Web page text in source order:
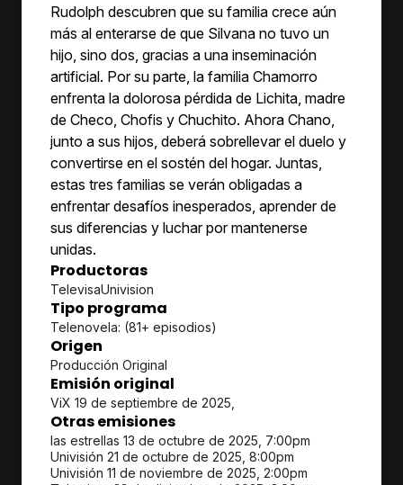
Rudolph descubren que su familia crece aún
más al enterarse de que Silvana no tuvo un
hijo, sino dos, gracias a una inseminación
artificial. Por su parte, la familia Chamorro
enfrenta la dolorosa pérdida de Lichita, madre
de Checo, Chofis y Chuchito. Ahora Chano,
junto a sus hijos, deberá sobrellevar el duelo y
convertirse en el sostén del hogar. Juntas,
estas tres familias se verán obligadas a
enfrentar desafíos inesperados, aprender de
sus diferencias y luchar por mantenerse
unidas.
Productoras
TelevisaUnivision
Tipo programa
Telenovela: (81+ episodios)
Origen
Producción Original
Emisión original
ViX 19 de septiembre de 2025,
Otras emisiones
las estrellas 13 de octubre de 2025, 7:00pm
Univisión 21 de octubre de 2025, 8:00pm
Univisión 11 de noviembre de 2025, 2:00pm